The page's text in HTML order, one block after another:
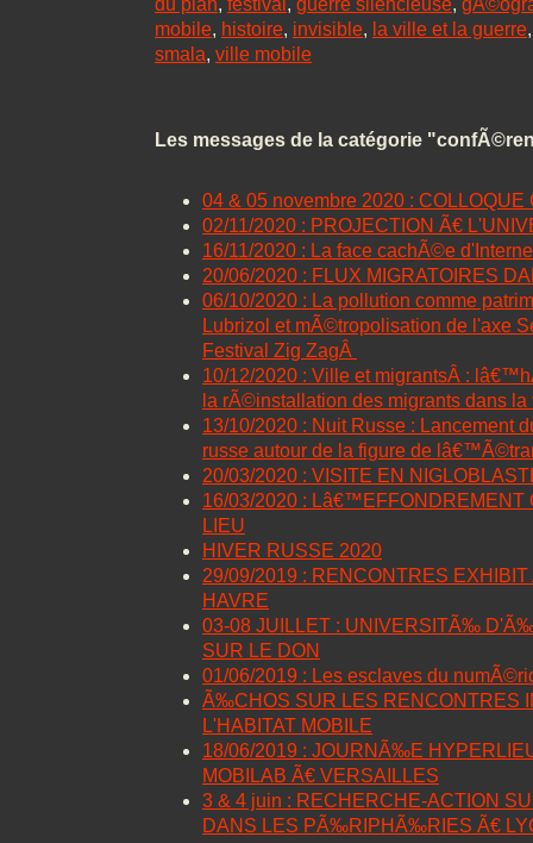
mobile, histoire, invisible, la ville et la guerre
smala, ville mobile
Les messages de la catégorie
04 & 05 novembre 2020 :
02/11/2020 : PROJECTION Ã€
16/11/2020 : La face cachÃ©e
20/06/2020 : FLUX MIGRATOIRES
06/10/2020 : La pollution comme
Lubrizol et mÃ©tropolisation de l'axe
Festival Zig ZagÂ
10/12/2020 : Ville et migrantsÂ :
la rÃ©installation des migrants dans
13/10/2020 : Nuit Russe : Lancement
russe autour de la figure de
20/03/2020 : VISITE EN
16/03/2020 : Lâ€™EFFONDREMENT
LIEU
HIVER RUSSE 2020
29/09/2019 : RENCONTRES
HAVRE
03-08 JUILLET : UNIVERSITÃ‰
SUR LE DON
01/06/2019 : Les esclaves du
Ã‰CHOS SUR LES RENCONTRES
L'HABITAT MOBILE
18/06/2019 : JOURNÃ‰E
MOBILAB Ã€ VERSAILLES
3 & 4 juin : RECHERCHE-ACTION
DANS LES PÃ‰RIPHÃ‰RIES Ã€